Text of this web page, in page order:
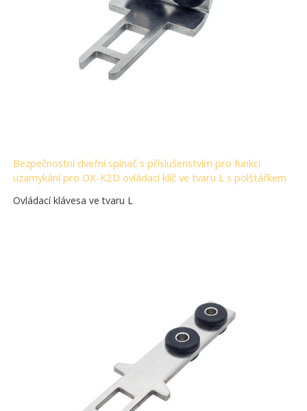
Bezpečnostní dveřní spínač s příslušenstvím pro funkci
uzamykání pro OX-K2D ovládací klíč ve tvaru L s polštářkem
Ovládací klávesa ve tvaru L